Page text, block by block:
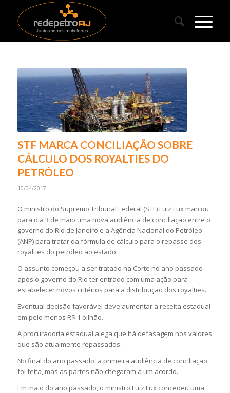
STF MARCA CONCILIAÇÃO SOBRE
CÁLCULO DOS ROYALTIES DO
PETRÓLEO
10/04/2017
O ministro do Supremo Tribunal Federal (STF) Luiz Fux marcou
para dia 3 de maio uma nova audiência de conciliação entre o
governo do Rio de Janeiro e a Agência Nacional do Petróleo
(ANP) para tratar da fórmula de cálculo para o repasse dos
royalties do petróleo ao estado.
O assunto começou a ser tratado na Corte no ano passado
após o governo do Rio ter entrado com uma ação para
estabelecer novos critérios para a distribuição dos royalties.
Eventual decisão favorável deve aumentar a receita estadual
em pelo menos R$ 1 bilhão.
A procuradoria estadual alega que há defasagem nos valores
que são atualmente repassados.
No final do ano passado, a primeira audiência de conciliação
foi feita, mas as partes não chegaram a um acordo.
Em maio do ano passado, o ministro Luiz Fux concedeu uma